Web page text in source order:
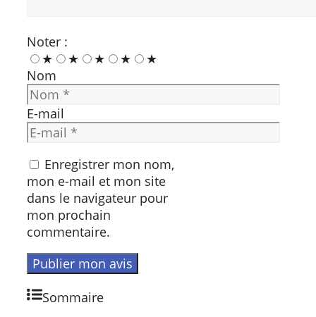
Noter :
★
★ ★ ★
★
Nom
E-mail
Enregistrer mon nom,
mon e-mail et mon site
dans le navigateur pour
mon prochain
commentaire.
Sommaire